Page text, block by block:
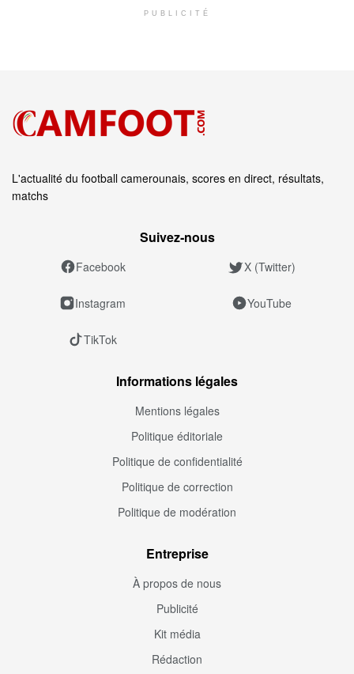
PUBLICITÉ
L'actualité du football camerounais, scores en direct, résultats,
matchs
Suivez‑nous
Facebook X (Twitter)
Instagram YouTube
TikTok
Informations légales
Mentions légales
Politique éditoriale
Politique de confidentialité
Politique de correction
Politique de modération
Entreprise
À propos de nous
Publicité
Kit média
Rédaction